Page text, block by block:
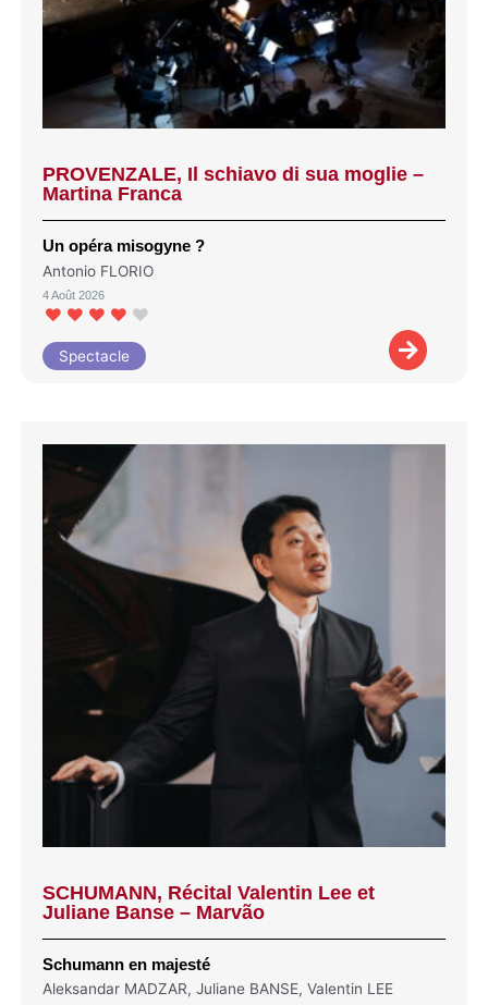
PROVENZALE, Il schiavo di sua moglie –
Martina Franca
Un opéra misogyne ?
Antonio FLORIO
4 Août 2026
Spectacle
SCHUMANN, Récital Valentin Lee et
Juliane Banse – Marvão
Schumann en majesté
Aleksandar MADZAR, Juliane BANSE, Valentin LEE